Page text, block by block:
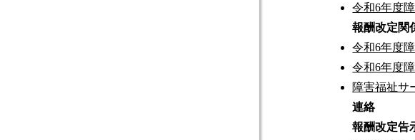
令和6年度
報酬改定関
令和6年度
令和6年度
障害福祉サ
連絡
報酬改定告